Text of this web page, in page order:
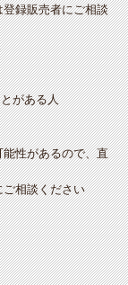
録販売者にご相談
がある人
性があるので、直
相談ください